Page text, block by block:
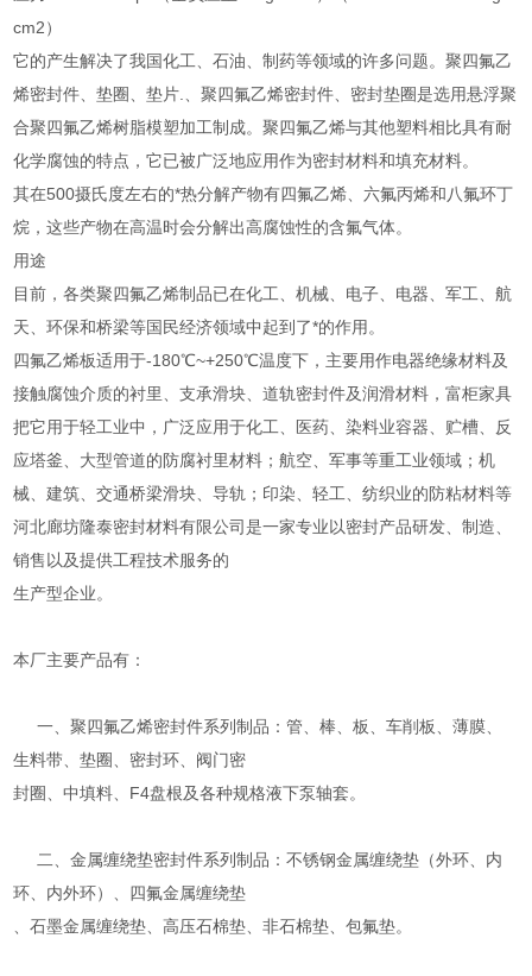
cm2）
它的产生解决了我国化工、石油、制药等领域的许多问题。聚四氟乙
烯密封件、垫圈、垫片.、聚四氟乙烯密封件、密封垫圈是选用悬浮聚
合聚四氟乙烯树脂模塑加工制成。聚四氟乙烯与其他塑料相比具有耐
化学腐蚀的特点，它已被广泛地应用作为密封材料和填充材料。
其在500摄氏度左右的*热分解产物有四氟乙烯、六氟丙烯和八氟环丁
烷，这些产物在高温时会分解出高腐蚀性的含氟气体。
用途
目前，各类聚四氟乙烯制品已在化工、机械、电子、电器、军工、航
天、环保和桥梁等国民经济领域中起到了*的作用。
四氟乙烯板适用于-180℃~+250℃温度下，主要用作电器绝缘材料及
接触腐蚀介质的衬里、支承滑块、道轨密封件及润滑材料，富柜家具
把它用于轻工业中，广泛应用于化工、医药、染料业容器、贮槽、反
应塔釜、大型管道的防腐衬里材料；航空、军事等重工业领域；机
械、建筑、交通桥梁滑块、导轨；印染、轻工、纺织业的防粘材料等
河北廊坊隆泰密封材料有限公司是一家专业以密封产品研发、制造、
销售以及提供工程技术服务的
生产型企业。
本厂主要产品有：
一、聚四氟乙烯密封件系列制品：管、棒、板、车削板、薄膜、
生料带、垫圈、密封环、阀门密
封圈、中填料、F4盘根及各种规格液下泵轴套。
二、金属缠绕垫密封件系列制品：不锈钢金属缠绕垫（外环、内
环、内外环）、四氟金属缠绕垫
、石墨金属缠绕垫、高压石棉垫、非石棉垫、包氟垫。